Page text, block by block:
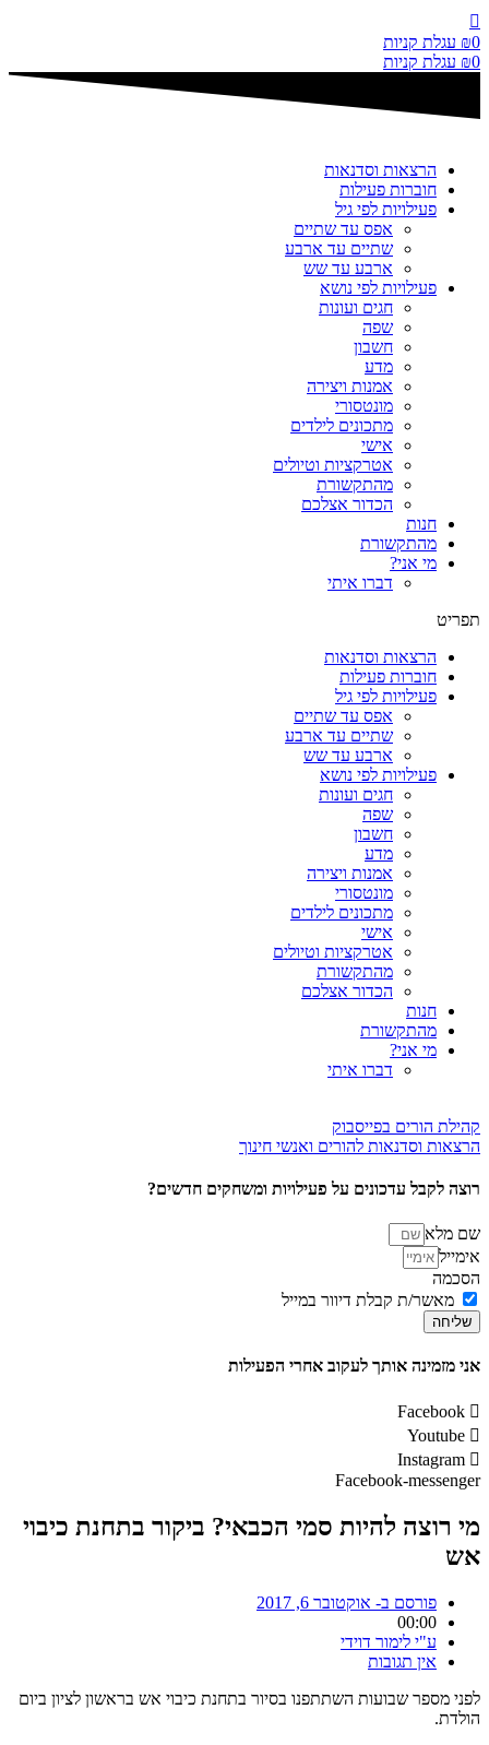
דלג
לתוכן
₪0
עגלת קניות
₪0 עגלת קניות
הרצאות וסדנאות
חוברות פעילות
פעילויות לפי גיל
אפס עד שתיים
שתיים עד ארבע
ארבע עד שש
פעילויות לפי נושא
חגים ועונות
שפה
חשבון
מדע
אמנות ויצירה
מונטסורי
מתכונים לילדים
אישי
אטרקציות וטיולים
מהתקשורת
הכדור אצלכם
חנות
מהתקשורת
מי אני?
דברו איתי
תפריט
הרצאות וסדנאות
חוברות פעילות
פעילויות לפי גיל
אפס עד שתיים
שתיים עד ארבע
ארבע עד שש
פעילויות לפי נושא
חגים ועונות
שפה
חשבון
מדע
אמנות ויצירה
מונטסורי
מתכונים לילדים
אישי
אטרקציות וטיולים
מהתקשורת
הכדור אצלכם
חנות
מהתקשורת
מי אני?
דברו איתי
קהילת הורים בפייסבוק
הרצאות וסדנאות להורים ואנשי חינוך
רוצה לקבל עדכונים על פעילויות ומשחקים חדשים?
שם מלא
אימייל
הסכמה
מאשר/ת קבלת דיוור במייל
שליחה
אני מזמינה אותך לעקוב אחרי הפעילות
Facebook
Youtube
Instagram
Facebook-messenger
מי רוצה להיות סמי הכבאי? ביקור בתחנת כיבוי
אש
פורסם ב- אוקטובר 6, 2017
00:00
ע"י לימור דוידי
אין תגובות
לפני מספר שבועות השתתפנו בסיור בתחנת כיבוי אש בראשון לציון ביום
הולדת.